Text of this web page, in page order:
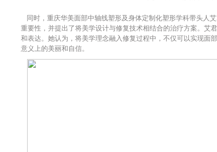
同时，重庆华美面部中轴线塑形及身体定制化塑形学科带头人
重要性，并提出了将美学设计与修复技术相结合的治疗方案。艾
和表达。她认为，将美学理念融入修复过程中，不仅可以实现面
意义上的美丽和自信。